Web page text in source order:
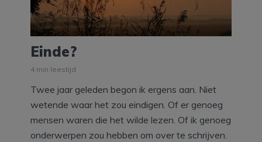
Einde?
4 min leestijd
Twee jaar geleden begon ik ergens aan. Niet
wetende waar het zou eindigen. Of er genoeg
mensen waren die het wilde lezen. Of ik genoeg
onderwerpen zou hebben om over te schrijven.